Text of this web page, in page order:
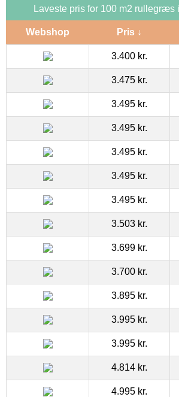
Laveste pris for 100 m2 rullegræs
Webshop Pris ↓
3.400 kr.
3.475 kr.
3.495 kr.
3.495 kr.
3.495 kr.
3.495 kr.
3.495 kr.
3.503 kr.
3.699 kr.
3.700 kr.
3.895 kr.
3.995 kr.
3.995 kr.
4.814 kr.
4.995 kr.